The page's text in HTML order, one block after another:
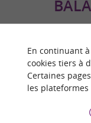
En continuant
cookies tiers à
Certaines
les plateformes